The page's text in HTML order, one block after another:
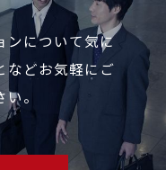
ンについて気に
などお気軽にご
。